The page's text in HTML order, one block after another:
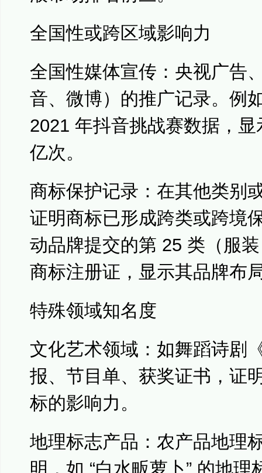
全国性或跨区域影响力
全国性媒体宣传：央视广告
音、微博）的推广记录。例
2021 年抖音挑战赛数据，
亿次。
商标保护记录：在其他类别
证明商标已形成跨类或跨境
动品牌提交的第 25 类（服
商标注册证，显示其品牌布
特殊领域知名度
文化艺术领域：如舞蹈诗剧
报、节目单、获奖证书，证
标的影响力。
地理标志产品：农产品地理
明，如 “白水畈萝卜” 的地理